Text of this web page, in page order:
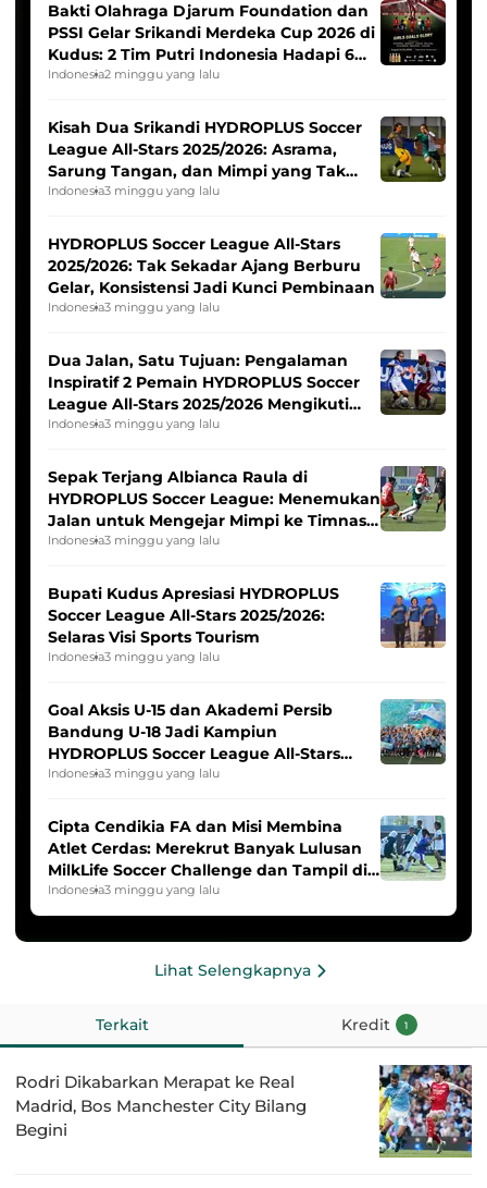
Bakti Olahraga Djarum Foundation dan
PSSI Gelar Srikandi Merdeka Cup 2026 di
Kudus: 2 Tim Putri Indonesia Hadapi 6
Tim Asia
Indonesia2 minggu yang lalu
Kisah Dua Srikandi HYDROPLUS Soccer
League All-Stars 2025/2026: Asrama,
Sarung Tangan, dan Mimpi yang Tak
Pernah Padam
Indonesia3 minggu yang lalu
HYDROPLUS Soccer League All-Stars
2025/2026: Tak Sekadar Ajang Berburu
Gelar, Konsistensi Jadi Kunci Pembinaan
Indonesia3 minggu yang lalu
Dua Jalan, Satu Tujuan: Pengalaman
Inspiratif 2 Pemain HYDROPLUS Soccer
League All-Stars 2025/2026 Mengikuti
Seleksi Timnas Indonesia Putri
Indonesia3 minggu yang lalu
Sepak Terjang Albianca Raula di
HYDROPLUS Soccer League: Menemukan
Jalan untuk Mengejar Mimpi ke Timnas
Indonesia Putri
Indonesia3 minggu yang lalu
Bupati Kudus Apresiasi HYDROPLUS
Soccer League All-Stars 2025/2026:
Selaras Visi Sports Tourism
Indonesia3 minggu yang lalu
Goal Aksis U-15 dan Akademi Persib
Bandung U-18 Jadi Kampiun
HYDROPLUS Soccer League All-Stars
2025/2026
Indonesia3 minggu yang lalu
Cipta Cendikia FA dan Misi Membina
Atlet Cerdas: Merekrut Banyak Lulusan
MilkLife Soccer Challenge dan Tampil di
HYDROPLUS Soccer League
Indonesia3 minggu yang lalu
Lihat Selengkapnya
Terkait Kredit 1
Rodri Dikabarkan Merapat ke Real
Madrid, Bos Manchester City Bilang
Begini